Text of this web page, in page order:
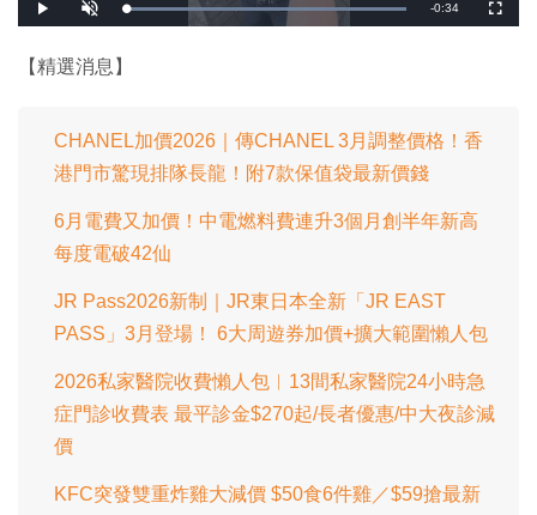
播
放
開
啟
載
入
0
%
剩
-0:34
全
螢
【精選消息】
CHANEL加價2026｜傳CHANEL 3月調整價格！香
港門市驚現排隊長龍！附7款保值袋最新價錢
6月電費又加價！中電燃料費連升3個月創半年新高
每度電破42仙
JR Pass2026新制｜JR東日本全新「JR EAST
PASS」3月登場！ 6大周遊券加價+擴大範圍懶人包
2026私家醫院收費懶人包︱13間私家醫院24小時急
症門診收費表 最平診金$270起/長者優惠/中大夜診減
價
KFC突發雙重炸雞大減價 $50食6件雞／$59搶最新